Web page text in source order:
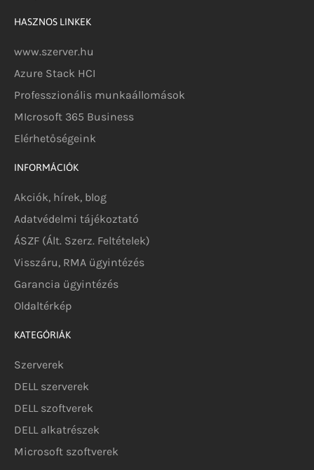
HASZNOS LINKEK
www.szerver.hu
Azure Stack HCI
Professzionális munkaállomások
MIcrosoft 365 Business
Elérhetőségeink
INFORMÁCIÓK
Akciók, hírek, blog
Adatvédelmi tájékoztató
ÁSZF (Ált. Szerz. Feltételek)
Visszáru, RMA ügyintézés
Garancia ügyintézés
Oldaltérkép
KATEGÓRIÁK
Szerverek
DELL szerverek
DELL szoftverek
DELL alkatrészek
Microsoft szoftverek